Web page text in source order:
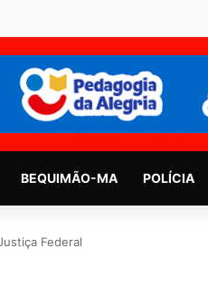
BEQUIMÃO-MA POLÍCIA
Federal